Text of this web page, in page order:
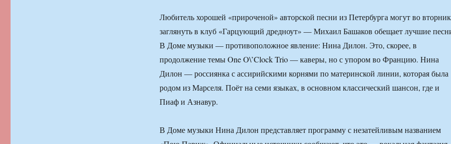
Любитель хорошей «прироченой» авторской песни из Петербурга могут во вторник
заглянуть в клуб «Гарцующий дредноут» — Михаил Башаков обещает лучшие
В Доме музыки — противоположное явление: Нина Дилон. Это, скорее, в
продолжение темы One O\’Clock Trio — каверы, но с упором во Францию. Нина
Дилон — россиянка с ассирийскими корнями по материнской линии, которая была
родом из Марселя. Поёт на семи языках, в основном классический шансон, где и
Пиаф и Азнавур.
В Доме музыки Нина Дилон представляет программу с незатейливым названием